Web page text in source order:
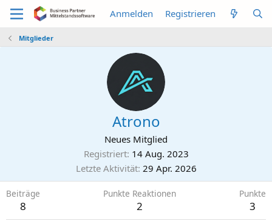
Anmelden Registrieren
Mitglieder
Atrono
Neues Mitglied
Registriert 14 Aug. 2023
Letzte Aktivität 29 Apr. 2026
Beiträge
8
Punkte Reaktionen
2
Punkte
3